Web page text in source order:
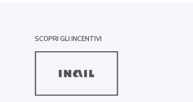
SCOPRI GLI INCENTIVI